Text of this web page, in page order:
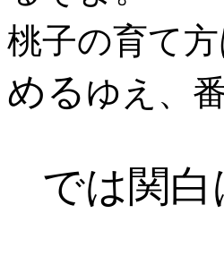
桃子の育て方
めるゆえ、
では関